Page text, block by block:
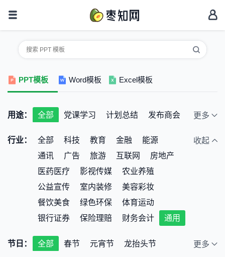
PPT模板 Word模板 Excel模板
用途： 全部 党课学习 计划总结
发布商会
品牌宣讲
教学培训
毕业答辩
简历竞聘
创业融资
清新唯美
电子相册
幼儿卡通
产品宣传
思维导图
聚会活动
更多
行业： 全部 科技 教育 金融
能源
通讯
广告 旅游 互联网
房地产
医药医疗
影视传媒
农业养殖
公益宣传
室内装修
美容彩妆
餐饮美食
绿色环保
体育运动
银行证券
保险理赔 财务会计 通用
收起
节日： 全部 春节 元宵节
龙抬头节
更多